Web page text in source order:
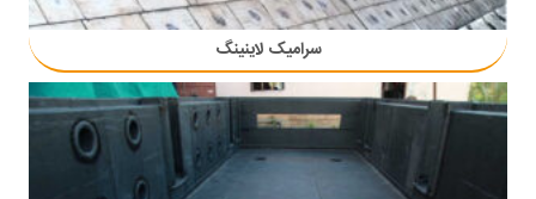
سرامیک لاینینگ